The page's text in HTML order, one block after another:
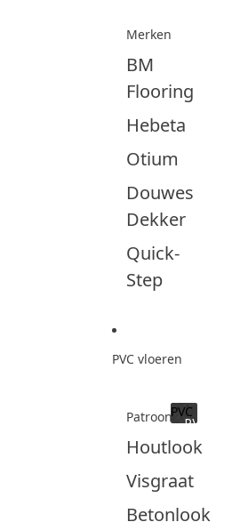
Merken
BM
Flooring
Hebeta
Otium
Douwes
Dekker
Quick-
Step
PVC vloeren
Patroon
Houtlook
Visgraat
Betonlook
PVC
PVC